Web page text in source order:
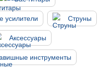
усилители Струны
Аксессуары
инструменты